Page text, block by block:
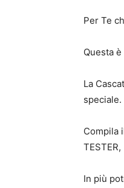
Per Te
Questa
La
speciale.
Compila
TESTER,
In più